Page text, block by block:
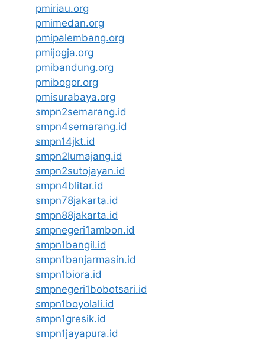
pmiriau.org
pmimedan.org
pmipalembang.org
pmijogja.org
pmibandung.org
pmibogor.org
pmisurabaya.org
smpn2semarang.id
smpn4semarang.id
smpn14jkt.id
smpn2lumajang.id
smpn2sutojayan.id
smpn4blitar.id
smpn78jakarta.id
smpn88jakarta.id
smpnegeri1ambon.id
smpn1bangil.id
smpn1banjarmasin.id
smpn1biora.id
smpnegeri1bobotsari.id
smpn1boyolali.id
smpn1gresik.id
smpn1jayapura.id